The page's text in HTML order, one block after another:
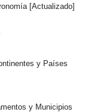
[Actualizado]
y Países
y Municipios